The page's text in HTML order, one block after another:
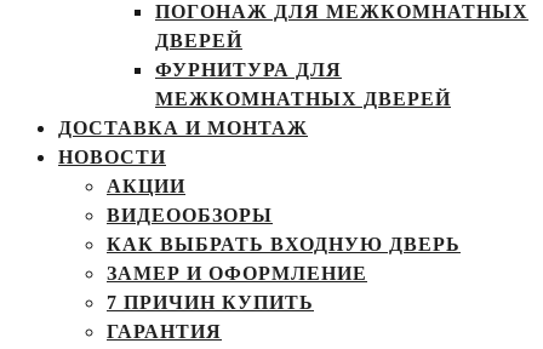
ПОГОНАЖ ДЛЯ МЕЖКОМНАТНЫХ
ДВЕРЕЙ
ФУРНИТУРА ДЛЯ
МЕЖКОМНАТНЫХ ДВЕРЕЙ
ДОСТАВКА И МОНТАЖ
НОВОСТИ
АКЦИИ
ВИДЕООБЗОРЫ
КАК ВЫБРАТЬ ВХОДНУЮ ДВЕРЬ
ЗАМЕР И ОФОРМЛЕНИЕ
7 ПРИЧИН КУПИТЬ
ГАРАНТИЯ